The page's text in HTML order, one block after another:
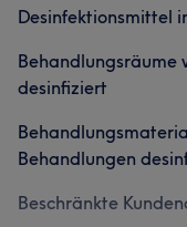
Desinfektionsmittel
Behandlungsräume
desinfiziert
Behandlungen
Beschränkte